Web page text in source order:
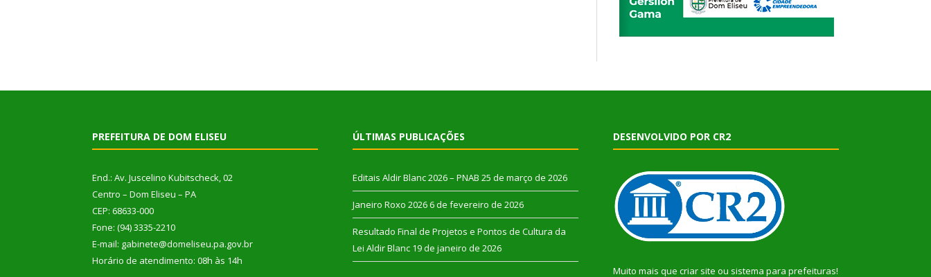
PREFEITURA DE DOM ELISEU
End.: Av. Juscelino Kubitscheck, 02
Centro – Dom Eliseu – PA
CEP: 68633-000
Fone: (94) 3335-2210
E-mail: gabinete@domeliseu.pa.gov.br
Horário de atendimento: 08h às 14h
ÚLTIMAS PUBLICAÇÕES
Editais Aldir Blanc 2026 – PNAB 25 de março de 2026
Janeiro Roxo 2026 6 de fevereiro de 2026
Resultado Final de Projetos e Pontos de Cultura da
Lei Aldir Blanc 19 de janeiro de 2026
DESENVOLVIDO POR CR2
Muito mais que criar site ou sistema para prefeituras!